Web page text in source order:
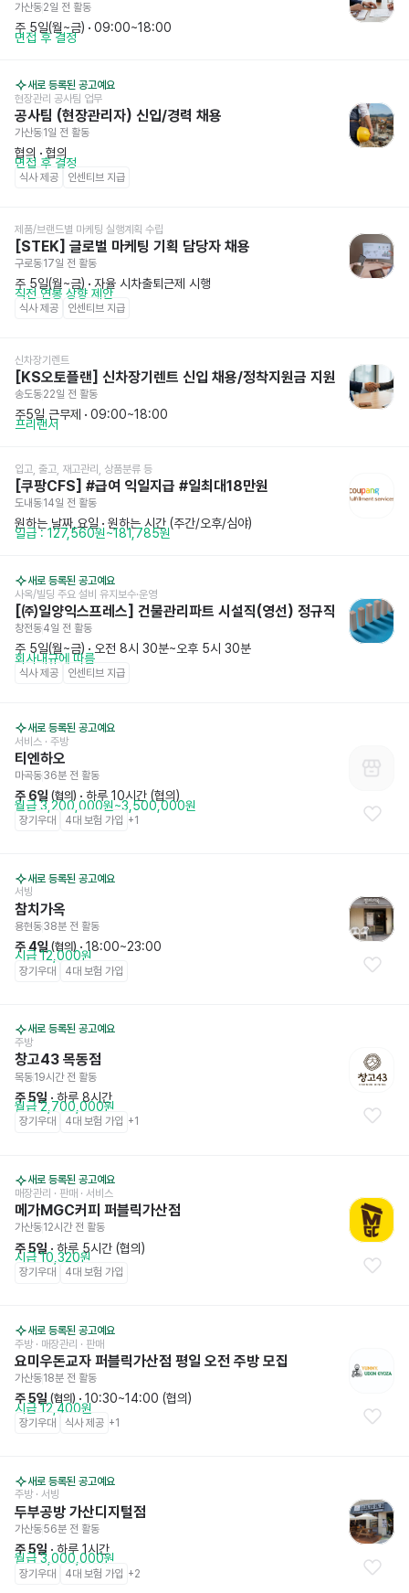
가산동2일 전 활동
주 5일(월~금) · 09:00~18:00
면접 후 결정
새로 등록된 공고예요
현장관리 공사팀 업무
공사팀 (현장관리자) 신입/경력 채용
가산동1일 전 활동
협의 · 협의
면접 후 결정
식사 제공 인센티브 지급
제품/브랜드별 마케팅 실행계획 수립
[STEK] 글로벌 마케팅 기획 담당자 채용
구로동17일 전 활동
주 5일(월~금) · 자율 시차출퇴근제 시행
직전 연봉 상향 제안
식사 제공 인센티브 지급
신차장기렌트
[KS오토플랜] 신차장기렌트 신입 채용/정착지원금 지원
송도동22일 전 활동
주5일 근무제 · 09:00~18:00
프리랜서
입고, 출고, 재고관리, 상품분류 등
[쿠팡CFS] #급여 익일지급 #일최대18만원
도내동14일 전 활동
원하는 날짜,요일 · 원하는 시간 (주간/오후/심야)
일급 : 127,560원~181,785원
새로 등록된 공고예요
사옥/빌딩 주요 설비 유지보수·운영
[㈜일양익스프레스] 건물관리파트 시설직(영선) 정규직
창전동4일 전 활동
주 5일(월~금) · 오전 8시 30분~오후 5시 30분
회사내규에 따름
식사 제공 인센티브 지급
새로 등록된 공고예요
서비스 · 주방
티엔하오
마곡동36분 전 활동
주 6일 (협의) · 하루 10시간 (협의)
월급 3,200,000원~3,500,000원
장기우대 4대 보험 가입 +1
새로 등록된 공고예요
서빙
참치가옥
용현동38분 전 활동
주 4일 (협의) · 18:00~23:00
시급 12,000원
장기우대 4대 보험 가입
새로 등록된 공고예요
주방
창고43 목동점
목동19시간 전 활동
주 5일 · 하루 8시간
월급 2,700,000원
장기우대 4대 보험 가입 +1
새로 등록된 공고예요
매장관리 · 판매 · 서비스
메가MGC커피 퍼블릭가산점
가산동12시간 전 활동
주 5일 · 하루 5시간 (협의)
시급 10,320원
장기우대 4대 보험 가입
새로 등록된 공고예요
주방 · 매장관리 · 판매
요미우돈교자 퍼블릭가산점 평일 오전 주방 모집
가산동18분 전 활동
주 5일 (협의) · 10:30~14:00 (협의)
시급 12,400원
장기우대 식사 제공 +1
새로 등록된 공고예요
주방 · 서빙
두부공방 가산디지털점
가산동56분 전 활동
주 5일 · 하루 1시간
월급 3,000,000원
장기우대 4대 보험 가입 +2